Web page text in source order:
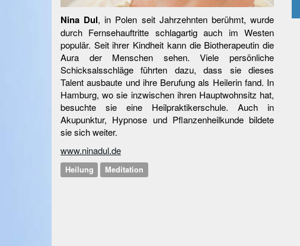
Nina Dul, in Polen seit Jahrzehnten berühmt, wurde
durch Fernsehauftritte schlagartig auch im Westen
populär. Seit ihrer Kindheit kann die Biotherapeutin die
Aura der Menschen sehen. Viele persönliche
Schicksalsschläge führten dazu, dass sie dieses
Talent ausbaute und ihre Berufung als Heilerin fand. In
Hamburg, wo sie inzwischen ihren Hauptwohnsitz hat,
besuchte sie eine Heilpraktikerschule. Auch in
Akupunktur, Hypnose und Pflanzenheilkunde bildete
sie sich weiter.
www.ninadul.de
Heilung Meditation